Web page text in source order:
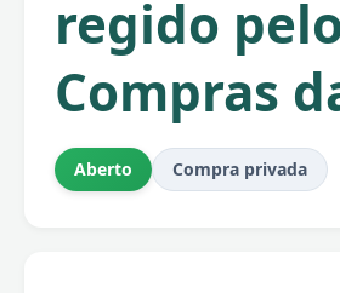
regido
Compras
Aberto Compra privada